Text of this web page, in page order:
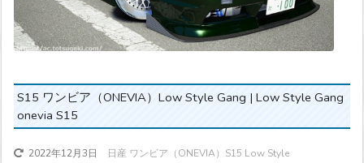
S15 ワンビア（ONEVIA）Low Style Gang | Low Style Gang
onevia S15
2022年12月3日
日産 ワンビア（ONEVIA）S15 Low Style